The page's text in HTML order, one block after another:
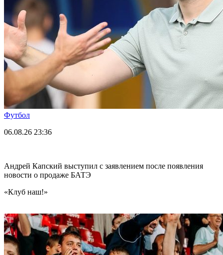
Футбол
06.08.26 23:36
Андрей Капский выступил с заявлением после появления
новости о продаже БАТЭ
«Клуб наш!»